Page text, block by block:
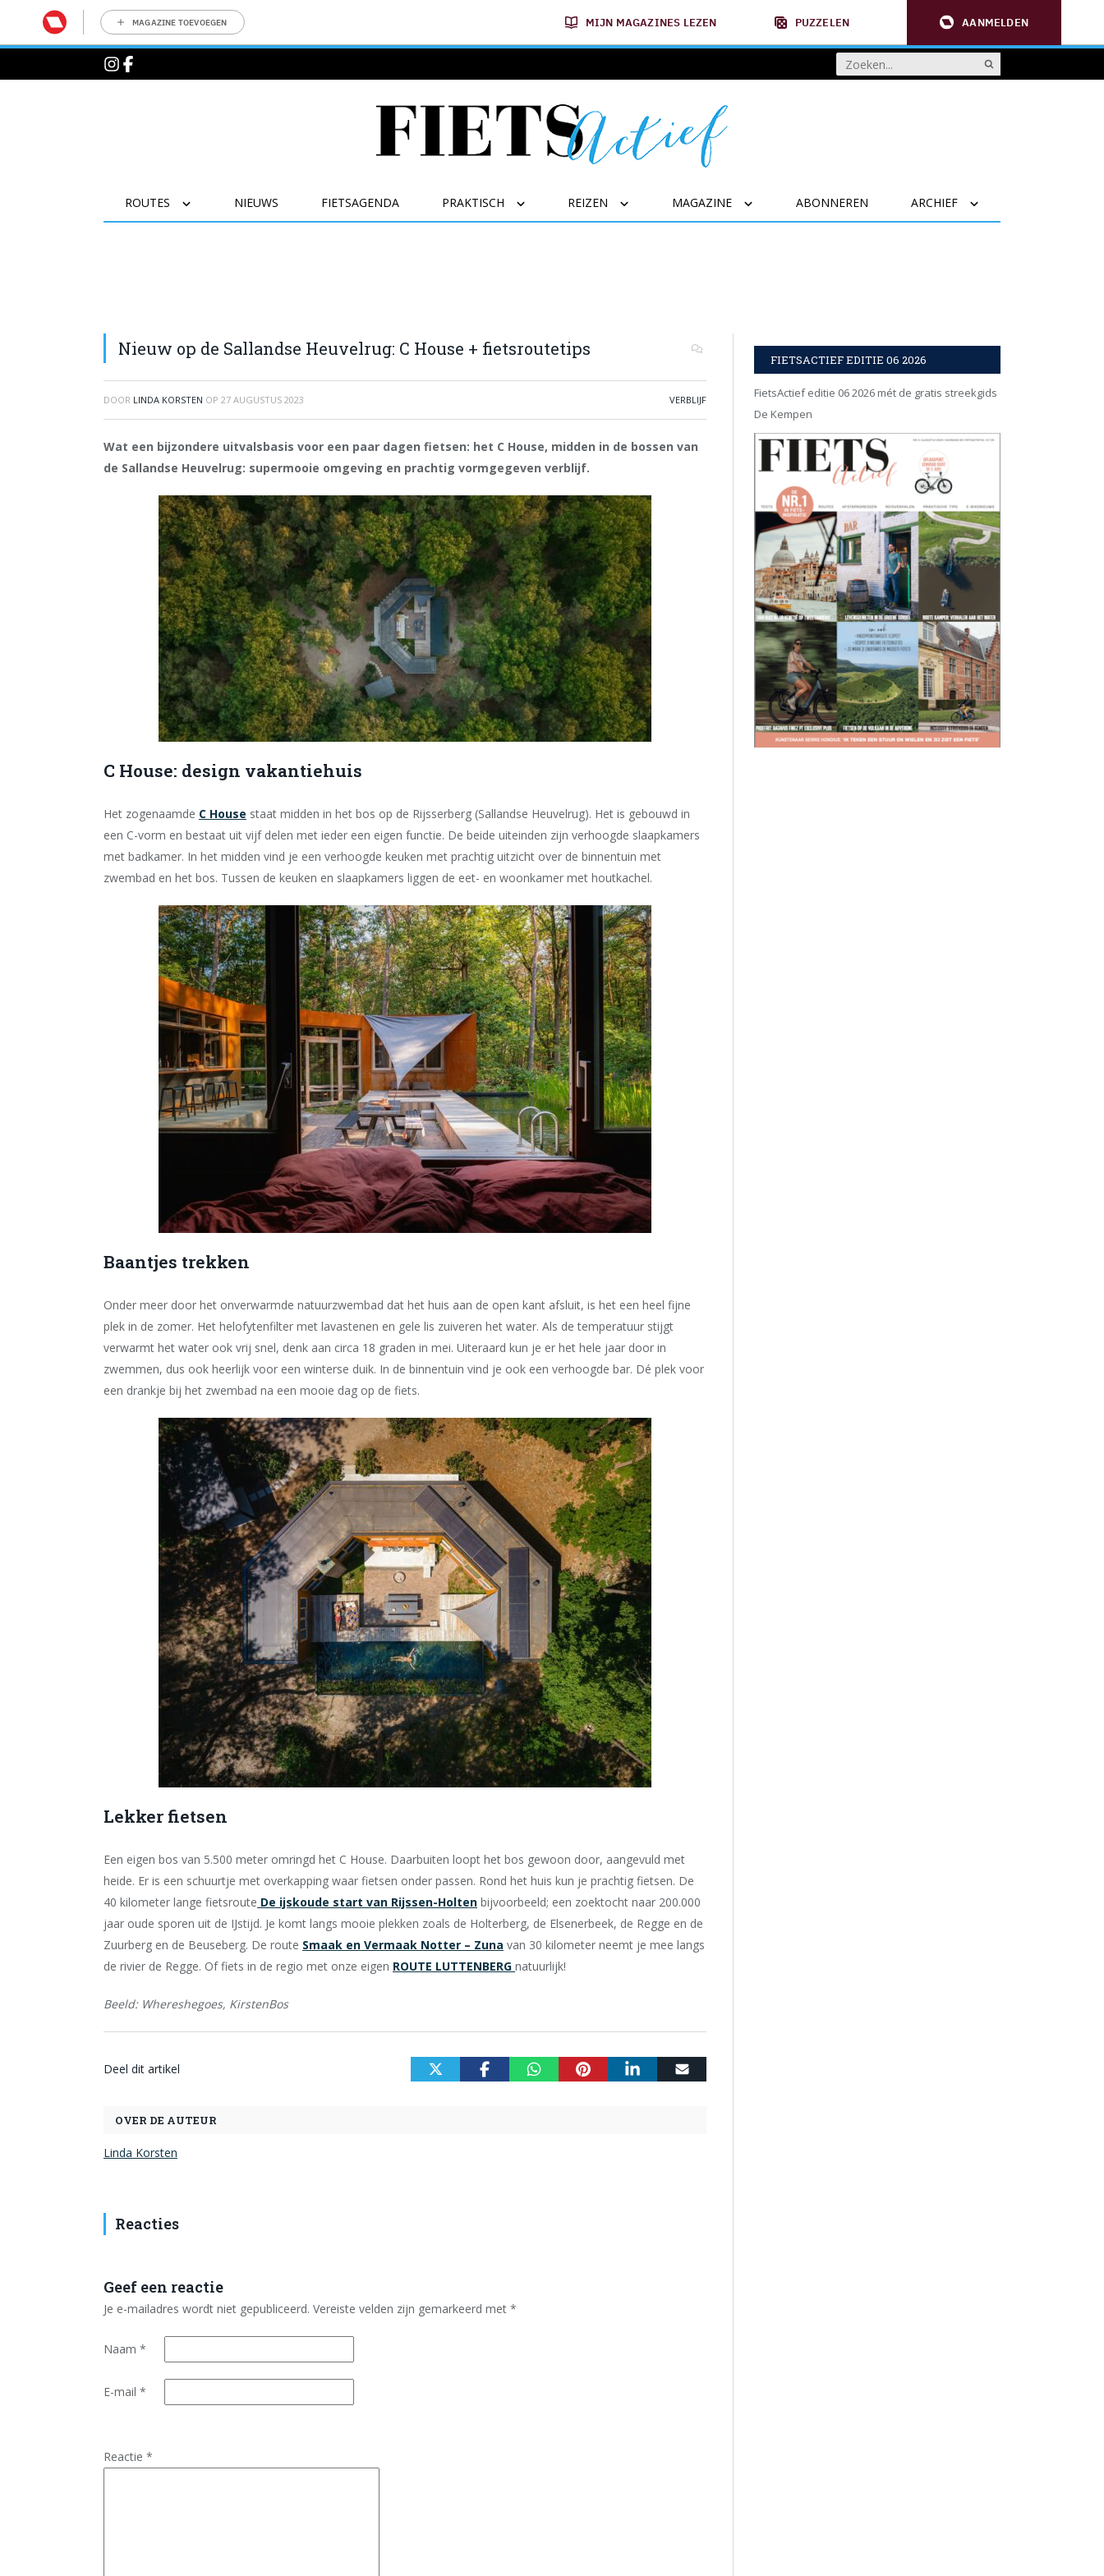
MAGAZINE TOEVOEGEN MIJN MAGAZINES LEZEN PUZZELEN AANMELDEN
ROUTES NIEUWS FIETSAGENDA PRAKTISCH REIZEN MAGAZINE ABONNEREN ARCHIEF
Nieuw op de Sallandse Heuvelrug: C House + fietsroutetips
DOOR LINDA KORSTEN OP 27 AUGUSTUS 2023 VERBLIJF
Wat een bijzondere uitvalsbasis voor een paar dagen fietsen: het C House, midden in de bossen van
de Sallandse Heuvelrug: supermooie omgeving en prachtig vormgegeven verblijf.
C House: design vakantiehuis
Het zogenaamde C House staat midden in het bos op de Rijsserberg (Sallandse Heuvelrug). Het is gebouwd in
een C-vorm en bestaat uit vijf delen met ieder een eigen functie. De beide uiteinden zijn verhoogde slaapkamers
met badkamer. In het midden vind je een verhoogde keuken met prachtig uitzicht over de binnentuin met
zwembad en het bos. Tussen de keuken en slaapkamers liggen de eet- en woonkamer met houtkachel.
Baantjes trekken
Onder meer door het onverwarmde natuurzwembad dat het huis aan de open kant afsluit, is het een heel fijne
plek in de zomer. Het helofytenfilter met lavastenen en gele lis zuiveren het water. Als de temperatuur stijgt
verwarmt het water ook vrij snel, denk aan circa 18 graden in mei. Uiteraard kun je er het hele jaar door in
zwemmen, dus ook heerlijk voor een winterse duik. In de binnentuin vind je ook een verhoogde bar. Dé plek voor
een drankje bij het zwembad na een mooie dag op de fiets.
Lekker fietsen
Een eigen bos van 5.500 meter omringd het C House. Daarbuiten loopt het bos gewoon door, aangevuld met
heide. Er is een schuurtje met overkapping waar fietsen onder passen. Rond het huis kun je prachtig fietsen. De
40 kilometer lange fietsroute De ijskoude start van Rijssen-Holten bijvoorbeeld; een zoektocht naar 200.000
jaar oude sporen uit de IJstijd. Je komt langs mooie plekken zoals de Holterberg, de Elsenerbeek, de Regge en de
Zuurberg en de Beuseberg. De route Smaak en Vermaak Notter – Zuna van 30 kilometer neemt je mee langs
de rivier de Regge. Of fiets in de regio met onze eigen ROUTE LUTTENBERG natuurlijk!
Beeld: Whereshegoes, KirstenBos
Deel dit artikel
OVER DE AUTEUR
Linda Korsten
Reacties
Geef een reactie
Je e-mailadres wordt niet gepubliceerd. Vereiste velden zijn gemarkeerd met *
Naam *
E-mail *
Reactie *
FIETSACTIEF EDITIE 06 2026
FietsActief editie 06 2026 mét de gratis streekgids
De Kempen